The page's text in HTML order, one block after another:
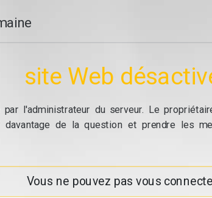
site Web
l'administrateur du serveur. Le
davantage de la question et prendre les
Vous ne pouvez pas vous